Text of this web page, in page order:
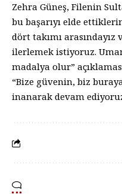
Zehra Güneş, Filenin
bu başarıyı elde
dört takımı
ilerlemek istiyoruz.
madalya olur”
“Bize güvenin, biz
inanarak devam